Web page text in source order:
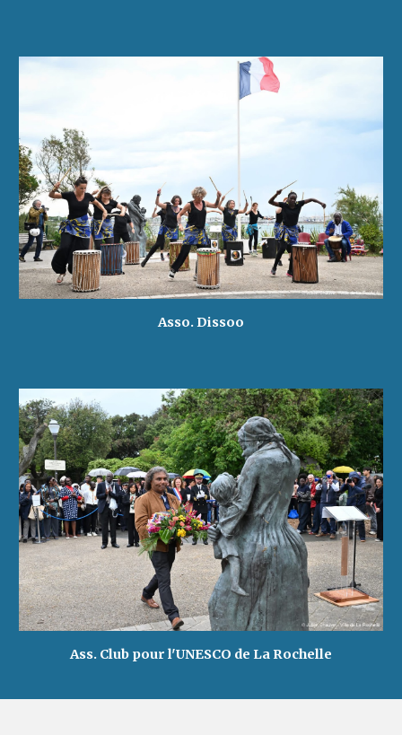
Asso. Dissoo
Ass. Club pour l'UNESCO de La Rochelle